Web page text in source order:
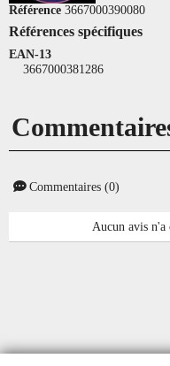
Référence 3667000390080
Références spécifiques
EAN-13
3667000381286
Commentaires (0)
Aucun avis n'a